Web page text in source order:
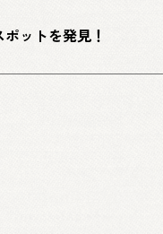
ットを発見！